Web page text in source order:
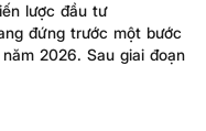
lược đầu tư
đứng trước một bước
2026. Sau giai đoạn
và áp lực nợ xấu bao
bán lẻ" này đã thực sự